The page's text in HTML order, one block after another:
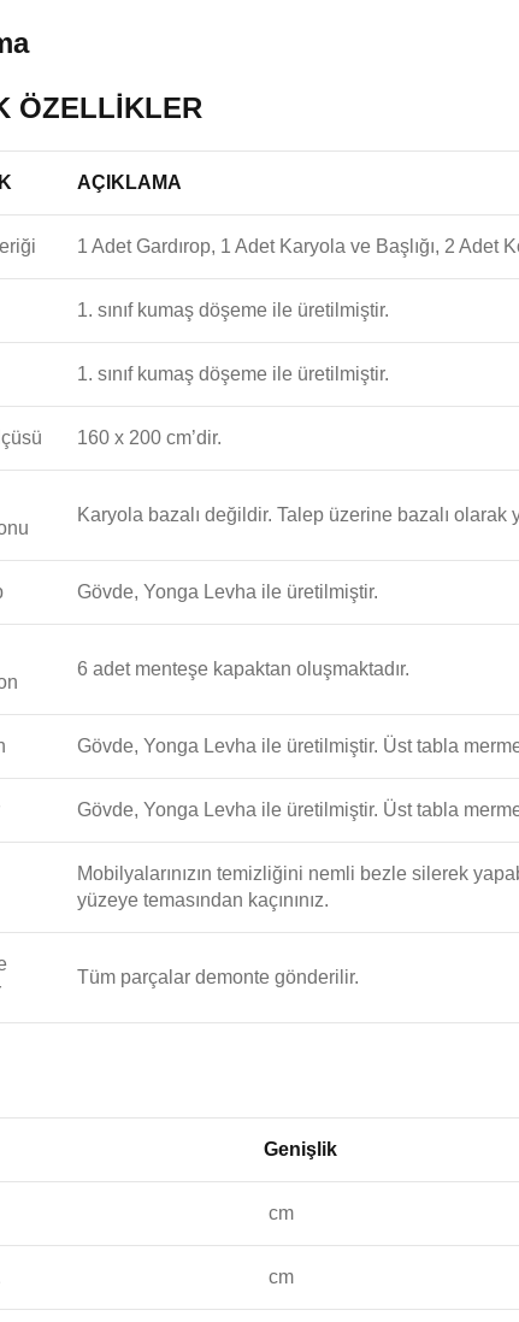
ÖZELLİKLER
AÇIKLAMA
1 Adet Gardırop, 1 Adet Karyola ve Başlığı, 2 Adet
1. sınıf kumaş döşeme ile üretilmiştir.
1. sınıf kumaş döşeme ile üretilmiştir.
160 x 200 cm’dir.
Karyola bazalı değildir. Talep üzerine bazalı olarak
Gövde, Yonga Levha ile üretilmiştir.
6 adet menteşe kapaktan oluşmaktadır.
Gövde, Yonga Levha ile üretilmiştir. Üst tabla
Gövde, Yonga Levha ile üretilmiştir. Üst tabla
Mobilyalarınızın temizliğini nemli bezle silerek
yüzeye temasından kaçınınız.
Tüm parçalar demonte gönderilir.
Genişlik
cm
cm